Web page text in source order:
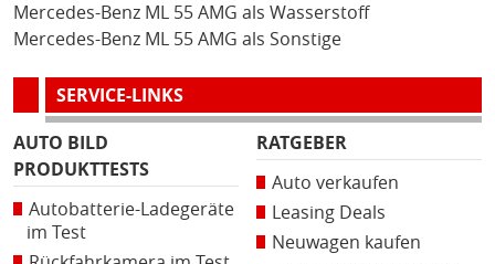
Mercedes-Benz ML 55 AMG als Wasserstoff
Mercedes-Benz ML 55 AMG als Sonstige
SERVICE-LINKS
AUTO BILD
PRODUKTTESTS
Autobatterie-Ladegeräte
im Test
RATGEBER
Auto verkaufen
Leasing Deals
Neuwagen kaufen